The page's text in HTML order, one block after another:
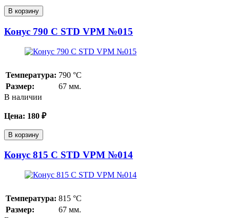
В корзину
Конус 790 С STD VPM №015
Температура: 790 °С
Размер:
67 мм.
В наличии
Цена: 180 ₽
В корзину
Конус 815 С STD VPM №014
Температура: 815 °С
Размер:
67 мм.